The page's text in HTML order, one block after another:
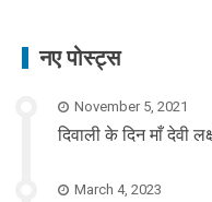
नए पोस्ट्स
November 5, 2021
दिवाली के दिन माँ देवी
March 4, 2023